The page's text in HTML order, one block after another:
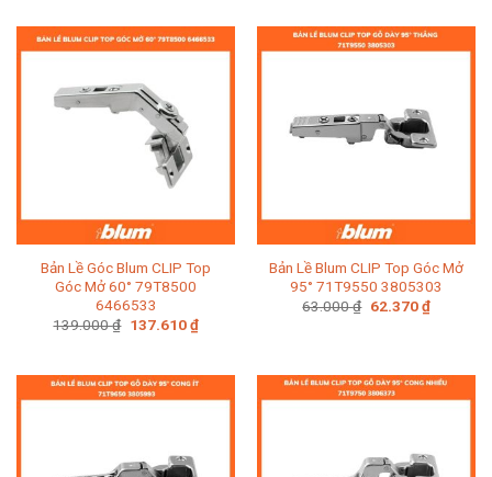
42.570 ₫.
43.560 ₫.
Bản Lề Góc Blum CLIP Top
Góc Mở 60° 79T8500
6466533
139.000₫ Giá
137.610₫Giá
hiện
137.610 ₫.
Bản Lề Blum CLIP Top Góc Mở
95° 71T9550 3805303
63.000₫ Giá
62.370₫Giá
hiện